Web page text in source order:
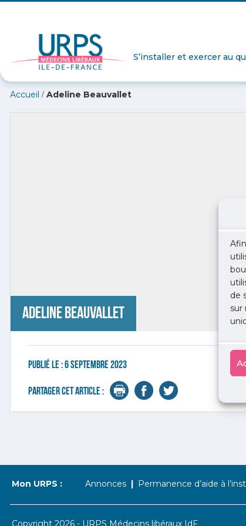
de
sur
S’installer et exercer au
Accueil / Adeline Beauvallet
Adeline Beauvallet
Publié le :6 septembre 2023
Partager cet article :
Mon URPS : Annonces Permanence d’aide à
Copyright 2026 - URPS Médecins libéraux IdF